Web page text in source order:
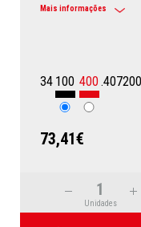
Mais informações
34 100 400
73,41€
Unidades